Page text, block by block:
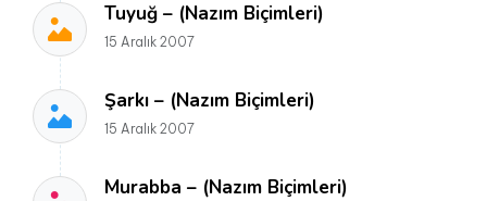
Tuyuğ – (Nazım Biçimleri)
15 Aralık 2007
Şarkı – (Nazım Biçimleri)
15 Aralık 2007
Murabba – (Nazım Biçimleri)